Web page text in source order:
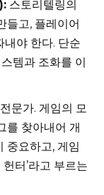
스토리텔링의
들고, 플레이어
야 한다. 단순
템과 조화를 이
문가. 게임의 모
를 찾아내어 개
중요하고, 게임
터’라고 부르는